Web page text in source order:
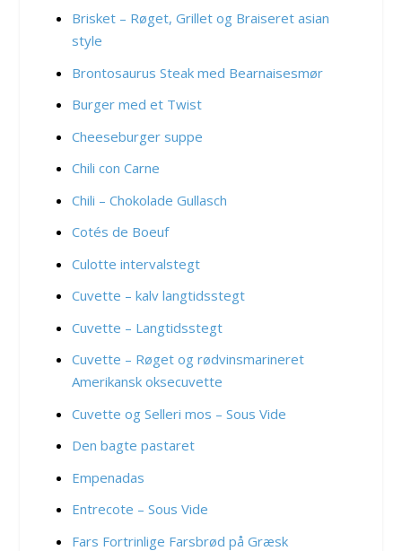
Brisket – Røget, Grillet og Braiseret asian
style
Brontosaurus Steak med Bearnaisesmør
Burger med et Twist
Cheeseburger suppe
Chili con Carne
Chili – Chokolade Gullasch
Cotés de Boeuf
Culotte intervalstegt
Cuvette – kalv langtidsstegt
Cuvette – Langtidsstegt
Cuvette – Røget og rødvinsmarineret
Amerikansk oksecuvette
Cuvette og Selleri mos – Sous Vide
Den bagte pastaret
Empenadas
Entrecote – Sous Vide
Fars Fortrinlige Farsbrød på Græsk